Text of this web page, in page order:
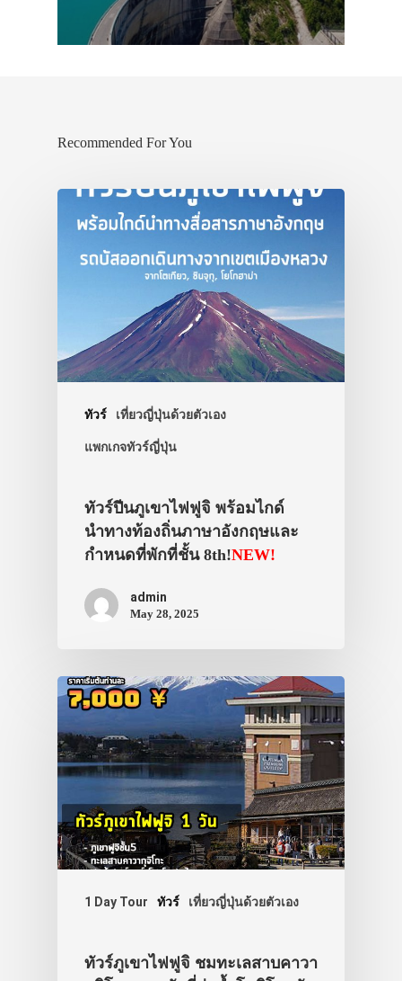
Recommended For You
ทัวร์ เที่ยวญี่ปุ่นด้วยตัวเอง
แพกเกจทัวร์ญี่ปุ่น
ทัวร์ปีนภูเขาไฟฟูจิ พร้อมไกด์
นำทางท้องถิ่นภาษาอังกฤษและ
กำหนดที่พักที่ชั้น 8th!NEW!
admin
May 28, 2025
1 Day Tour ทัวร์ เที่ยวญี่ปุ่นด้วยตัวเอง
ทัวร์ภูเขาไฟฟูจิ ชมทะเลสาบคาวา